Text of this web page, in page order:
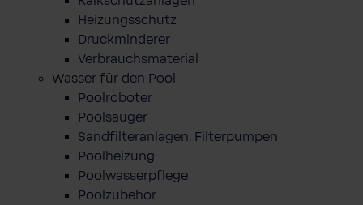
Heizungsschutz
Druckminderer
Verbrauchsmaterial
Wasser für den Pool
Poolroboter
Poolsauger
Sandfilteranlagen, Filterpumpen
Poolheizung
Poolwasserpflege
Poolzubehör